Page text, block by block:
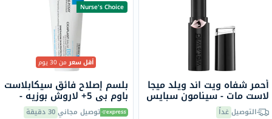
أحمر شفاه ويت اند ويلد ميجا
لاست مات - سينامون سبايس
التوصيلغداً
Nurse's Choice
أقل سعرمن 30 يوم
بلسم إصلاح فائق سيكابلاست
باوم بي 5+ لاروش بوزيه -
100 مل توصيل مجاني30 دقيقة